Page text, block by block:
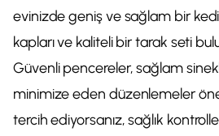
evinizde geniş ve sağlam bir
kapları ve kaliteli bir tarak seti
Güvenli pencereler, sağlam
minimize eden düzenlemeler
tercih ediyorsanız, sağlık